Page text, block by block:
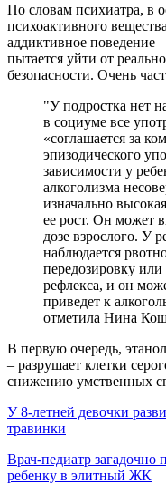
По словам психиатра, в
психоактивного
аддиктивное поведение
пытается уйти от
безопасности. Очень
"У подростка нет
в социуме все
«соглашается за
эпизодического
зависимости у
алкоголизма
изначально
ее рост. Он может
дозе взрослого. У
наблюдается
передозировку
рефлекса, и он
приведет к
отметила Нина
В первую очередь,
– разрушает клетки
снижению умственных
У 8-летней девочки
травинки
Врач-педиатр загадочно
ребенку в элитный ЖК